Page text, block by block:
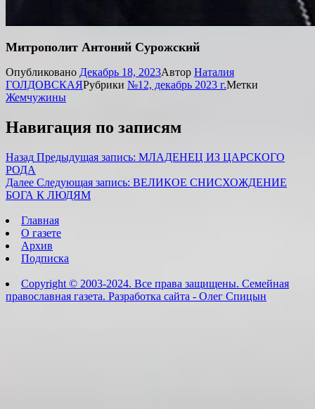
Митрополит Антоний Сурожский
Опубликовано Декабрь 18, 2023Автор Наталия
ГОЛДОВСКАЯРубрики №12, декабрь 2023 г.Метки
Жемчужины
Навигация по записям
Назад Предыдущая запись: МЛАДЕНЕЦ ИЗ ЦАРСКОГО
РОДА
Далее Следующая запись: ВЕЛИКОЕ СНИСХОЖДЕНИЕ
БОГА К ЛЮДЯМ
Главная
О газете
Архив
Подписка
Copyright © 2003-2024. Все права защищены. Семейная
православная газета. Разработка сайта - Олег Спицын